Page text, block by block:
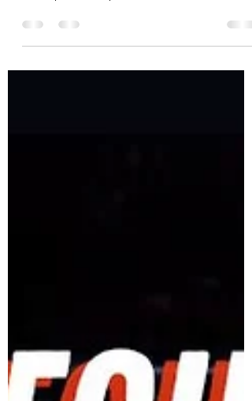
En Capricornio por última vez en este
ciclo que no se...